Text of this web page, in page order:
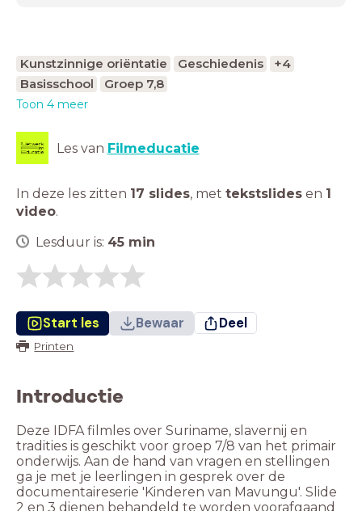
Kunstzinnige oriëntatie Geschiedenis
+4
Basisschool
Groep 7,8
Toon 4 meer
Les van Filmeducatie
In deze les zitten 17 slides, met tekstslides en 1
video.
Lesduur is: 45 min
Start les Bewaar Deel
Printen
Introductie
Deze IDFA filmles over Suriname, slavernij en
tradities is geschikt voor groep 7/8 van het primair
onderwijs. Aan de hand van vragen en stellingen
ga je met je leerlingen in gesprek over de
documentaireserie 'Kinderen van Mavungu'. Slide
2 en 3 dienen behandeld te worden voorafgaand